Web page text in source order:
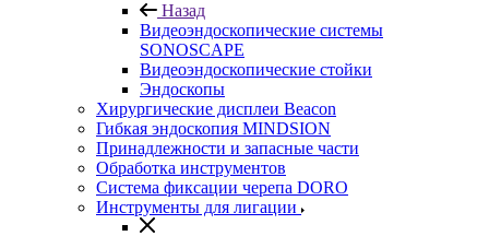
Назад
Видеоэндоскопические системы
SONOSCAPE
Видеоэндоскопические стойки
Эндоскопы
Хирургические дисплеи Beacon
Гибкая эндоскопия MINDSION
Принадлежности и запасные части
Обработка инструментов
Система фиксации черепа DORO
Инструменты для лигации